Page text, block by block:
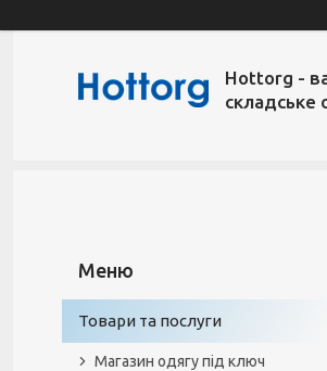
Hottorg -
складське
Товари та послуги
Магазин одягу під ключ